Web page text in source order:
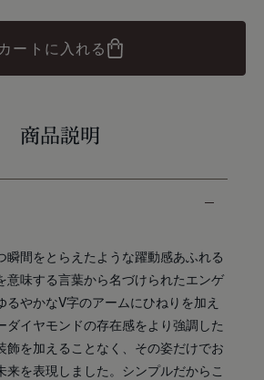
カートに入れる
商品説明
瞬間をとらえたような躍動感あふれる
意味する言葉から名づけられたエンゲ
るやかなV字のアームにひねりを加え
ダイヤモンドの存在感をより強調した
飾を加えることなく、その姿だけでお
来を表現しました。シンプルだからこ